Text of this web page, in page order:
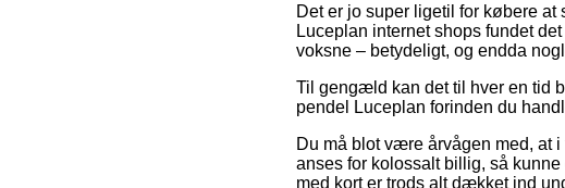
Det er jo super ligetil for købere
Luceplan internet shops fundet
voksne – betydeligt, og endda
Til gengæld kan det til hver en tid
pendel Luceplan forinden du
Du må blot være årvågen med, at
anses for kolossalt billig, så
med kort er trods alt dækket ind